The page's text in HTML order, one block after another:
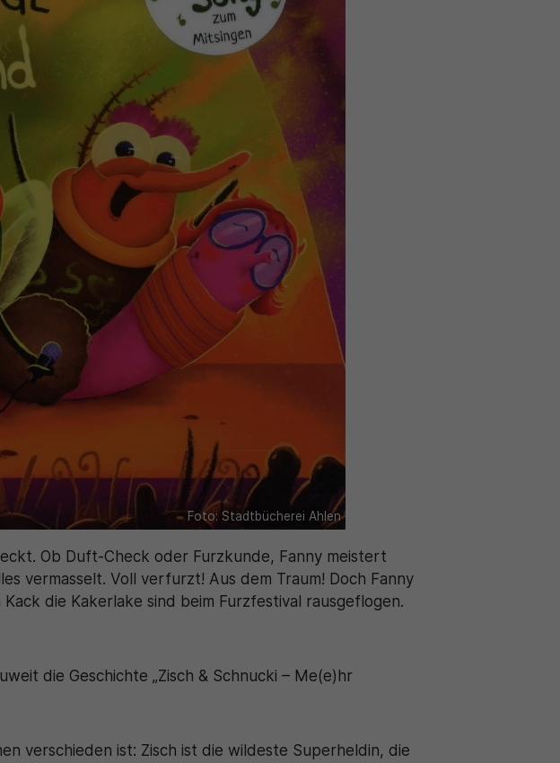
Foto: Stadtbücherei Ahlen
Ob Duft-Check oder Furzkunde, Fanny meistert
vermasselt. Voll verfurzt! Aus dem Traum! Doch Fanny
die Kakerlake sind beim Furzfestival rausgeflogen.
die Geschichte „Zisch & Schnucki – Me(e)hr
verschieden ist: Zisch ist die wildeste Superheldin, die
Speicherung
falls der
eingestellt hat.
Besucher-ID zu
verwendet, um
des Besuchs zu